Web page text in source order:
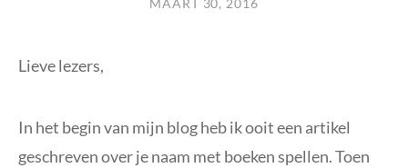
MAART 30, 2016
Lieve lezers,
In het begin van mijn blog heb ik ooit een artikel
geschreven over je naam met boeken spellen. Toen